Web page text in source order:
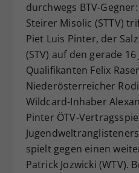
durchwegs BTV-
Steirer Misolic (STTV)
Piet Luis Pinter, der
(STV) auf den gerade
Qualifikanten Felix
Niederösterreicher
Wildcard-Inhaber
Pinter ÖTV-
spielt gegen einen
Patrick Jozwicki (WTV).